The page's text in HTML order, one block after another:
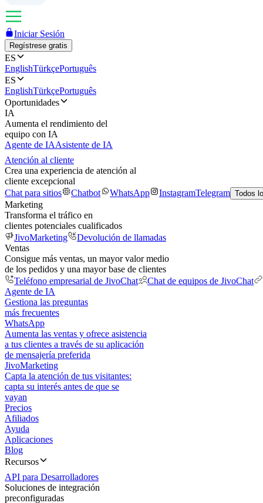
Iniciar Sesión
Regístrese gratis
ES
EnglishTürkçePortuguês
ES
EnglishTürkçePortuguês
Oportunidades
IA
Aumenta el rendimiento del
equipo con IA
Agente de IAAsistente de IA
Atención al cliente
Crea una experiencia de atención al
cliente excepcional
Chat para sitios
Chatbot WhatsApp InstagramTelegram Todos
Marketing
Transforma el tráfico en
clientes potenciales cualificados
JivoMarketing
Devolución de llamadas
Ventas
Consigue más ventas, un mayor valor medio
de los pedidos y una mayor base de clientes
Teléfono empresarial de JivoChat
Chat de equipos de JivoChat
Agente de IA
Gestiona las preguntas
más frecuentes
WhatsApp
Aumenta las ventas y ofrece asistencia
a tus clientes a través de su aplicación
de mensajería preferida
JivoMarketing
Capta la atención de tus visitantes:
capta su interés antes de que se
vayan
Precios
Afiliados
Ayuda
Aplicaciones
Blog
Recursos
API para Desarrolladores
Soluciones de integración
preconfiguradas